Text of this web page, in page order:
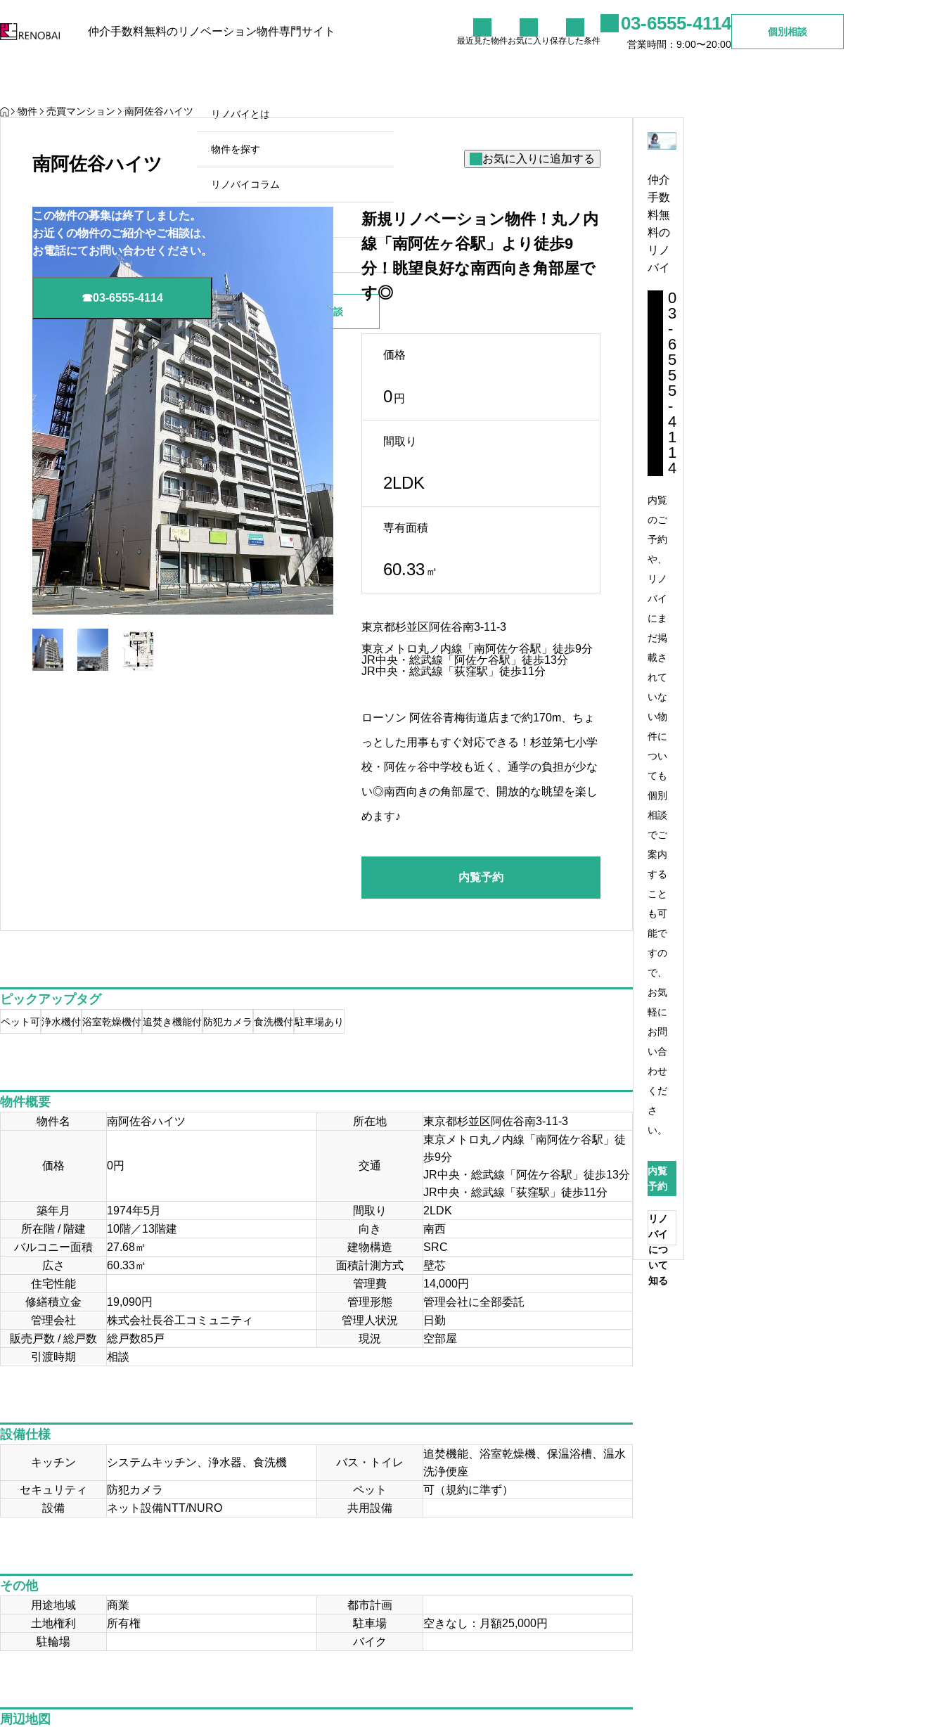
リノバイとは
物件を探す
リノバイコラム
03-
655
5-
411
4
営業時間：
9:00〜20:00
個別相談
仲介手数料無料のリノベーション物件専門サイト
最近見た物件お気に入り保存した条件
03-6555-4114
営業時間：9:00〜20:00
個別相談
中野区中野坂上周辺で見つけ
る理想のリノベマンション
HOME
物件 売買マンション 南阿佐谷ハイツ
南阿佐谷ハイツ
この物件の募集は終了しました。
お近くの物件のご紹介やご相談は、
お電話にてお問い合わせください。
☎03-6555-4114
新規リノベーション物件！丸ノ内
線「南阿佐ヶ谷駅」より徒歩9
分！眺望良好な南西向き角部屋で
す◎
価格
0 円
間取り
2LDK
専有面積
60.33 ㎡
東京都杉並区阿佐谷南3-11-3
東京メトロ丸ノ内線「南阿佐ケ谷駅」徒歩9分
JR中央・総武線「阿佐ケ谷駅」徒歩13分
JR中央・総武線「荻窪駅」徒歩11分
ローソン 阿佐谷青梅街道店まで約170m、ちょ
っとした用事もすぐ対応できる！杉並第七小学
校・阿佐ヶ谷中学校も近く、通学の負担が少な
い◎南西向きの角部屋で、開放的な眺望を楽し
めます♪
内覧予約
ピックアップタグ
ペット可浄水機付浴室乾燥機付追焚き機能付防犯カメラ 食洗機付駐車場あり
物件概要
物件名 南阿佐谷ハイツ 所在地 東京都杉並区阿佐谷南3-11-3
価格 0円 交通
東京メトロ丸ノ内線「南阿佐ケ谷駅」徒
歩9分
JR中央・総武線「阿佐ケ谷駅」徒歩13分
JR中央・総武線「荻窪駅」徒歩11分
築年月
1974年5月 間取り
2LDK
所在階 / 階建
10階／13階建 向き
南西
バルコニー面積
27.68㎡ 建物構造
SRC
広さ
60.33㎡ 面積計測方式
壁芯
住宅性能
管理費
14,000円
修繕積立金
19,090円 管理形態
管理会社に全部委託
管理会社
株式会社長谷工コミュニティ 管理人状況
日勤
販売戸数 / 総戸数
総戸数85戸 現況
空部屋
引渡時期
相談
設備仕様
キッチン システムキッチン、浄水器、食洗機 バス・トイレ
追焚機能、浴室乾燥機、保温浴槽、温水
洗浄便座
セキュリティ
防犯カメラ ペット
可（規約に準ず）
設備
ネット設備NTT/NURO 共用設備
その他
用途地域 商業
都市計画
土地権利
所有権 駐車場
空きなし：月額25,000円
駐輪場
バイク
周辺地図
仲介
手数
料無
料の
リノ
バイ
0
3
-
6
5
5
5
-
4
1
1
4
内覧
のご
予約
や、
リノ
バイ
にま
だ掲
載さ
れて
いな
い物
件に
つい
ても
個別
相談
でご
案内
する
こと
も可
能で
すの
で、
お気
軽に
お問
い合
わせ
くだ
さ
い。
内覧
予約
リノ
バイ
につ
いて
知る